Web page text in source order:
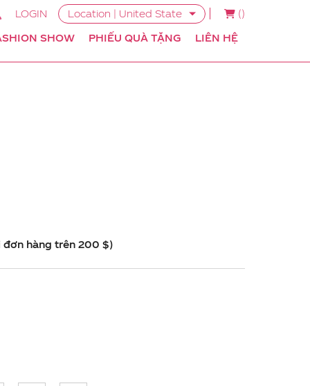
LOGIN Location | United State ()
SHOW PHIẾU QUÀ TẶNG LIÊN HỆ
đơn hàng trên 200 $)